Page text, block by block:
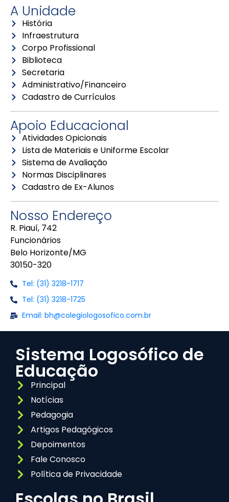
A Unidade
História
Infraestrutura
Corpo Profissional
Biblioteca
Secretaria
Administrativo/Financeiro
Cadastro de Currículos
Apoio Educacional
Atividades Opicionais
Lista de Materiais e Uniforme Escolar
Sistema de Avaliação
Normas Disciplinares
Cadastro de Ex-Alunos
Nosso Endereço
R. Piauí, 742
Funcionários
Belo Horizonte/MG
30150-320
Tel: (31) 3218-1717
Tel: (31) 3218-1725
Email: bh@colegiologosofico.com.br
Sistema Logosófico de
Educação
Principal
Notícias
Pedagogia
Artigos Pedagógicos
Depoimentos
Fale Conosco
Política de Privacidade